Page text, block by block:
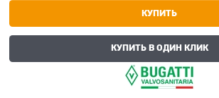
КУПИТЬ
КУПИТЬ В ОДИН КЛИК